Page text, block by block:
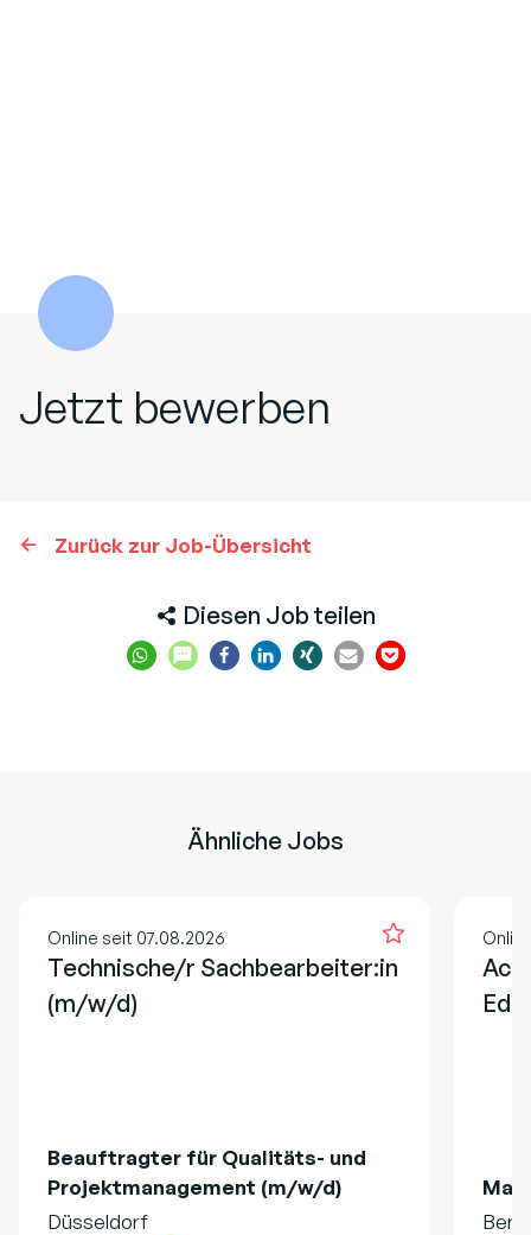
Jetzt bewerben
Zurück zur Job-Übersicht
Diesen Job teilen
Ähnliche Jobs
Online seit 07.08.2026
Technische/r Sachbearbeiter:in
(m/w/d)
Beauftragter für Qualitäts- und
Projektmanagement (m/w/d)
Düsseldorf